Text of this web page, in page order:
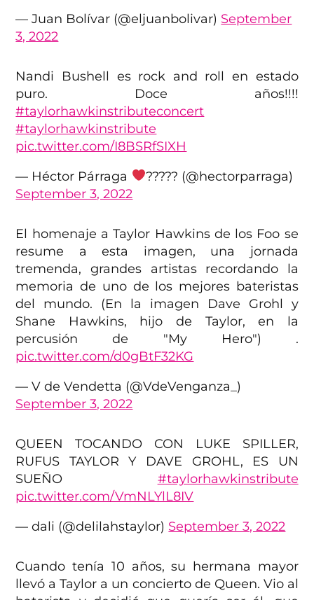
— Juan Bolívar (@eljuanbolivar) September
3, 2022
Nandi Bushell es rock and roll en estado
puro. Doce años!!!!
#taylorhawkinstributeconcert
#taylorhawkinstribute
pic.twitter.com/I8BSRfSIXH
— Héctor Párraga
????? (@hectorparraga)
September 3, 2022
El homenaje a Taylor Hawkins de los Foo se
resume a esta imagen, una jornada
tremenda, grandes artistas recordando la
memoria de uno de los mejores bateristas
del mundo. (En la imagen Dave Grohl y
Shane Hawkins, hijo de Taylor, en la
percusión de "My Hero") .
pic.twitter.com/d0gBtF32KG
— V de Vendetta (@VdeVenganza_)
September 3, 2022
QUEEN TOCANDO CON LUKE SPILLER,
RUFUS TAYLOR Y DAVE GROHL, ES UN
SUEÑO #taylorhawkinstribute
pic.twitter.com/VmNLYlL8IV
— dali (@delilahstaylor) September 3, 2022
Cuando tenía 10 años, su hermana mayor
llevó a Taylor a un concierto de Queen. Vio al